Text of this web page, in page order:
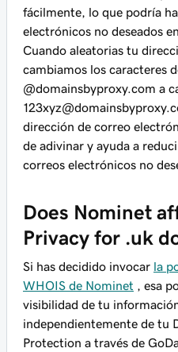
fácilmente, lo que podría
electrónicos no deseados
Cuando aleatorias tu
cambiamos los caracteres
@domainsbyproxy.com a
dirección de correo
de adivinar y ayuda a
correos electrónicos no
Does Nominet
Privacy for .uk
Si has decidido invocar la
WHOIS de Nominet , esa
visibilidad de tu
independientemente de tu
Protection a través de